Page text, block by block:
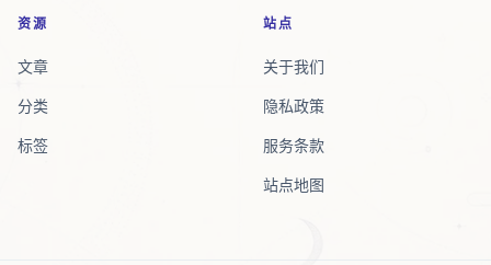
资源
文章
分类
标签
站点
关于我们
隐私政策
服务条款
站点地图